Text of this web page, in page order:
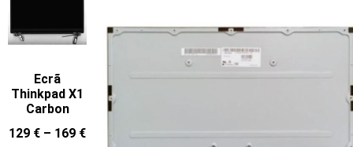
Ecrã
Thinkpad X1
Carbon
129 € – 169 €